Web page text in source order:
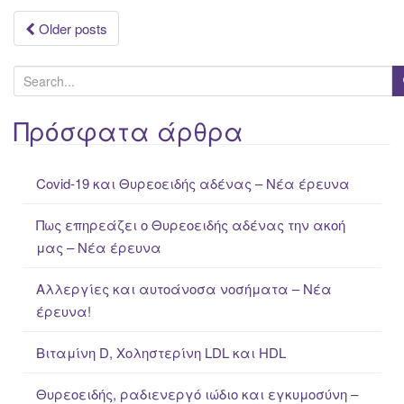
Posts
navigation
Older posts
e
a
rΠρόσφατα άρθρα
Covid-19 και Θυρεοειδής αδένας – Νέα έρευνα
Πως επηρεάζει ο Θυρεοειδής αδένας την ακοή
μας – Νέα έρευνα
Αλλεργίες και αυτοάνοσα νοσήματα – Νέα
έρευνα!
Βιταμίνη D, Χοληστερίνη LDL και HDL
Θυρεοειδής, ραδιενεργό ιώδιο και εγκυμοσύνη –